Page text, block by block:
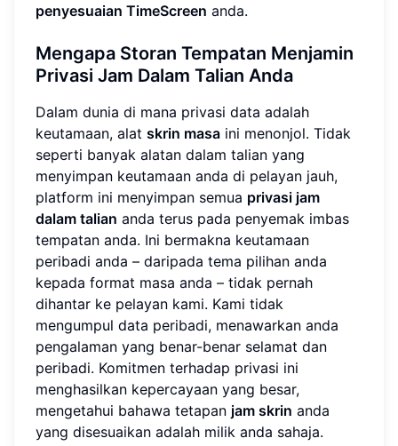
penyesuaian TimeScreen anda.
Mengapa Storan Tempatan Menjamin
Privasi Jam Dalam Talian Anda
Dalam dunia di mana privasi data adalah
keutamaan, alat skrin masa ini menonjol. Tidak
seperti banyak alatan dalam talian yang
menyimpan keutamaan anda di pelayan jauh,
platform ini menyimpan semua privasi jam
dalam talian anda terus pada penyemak imbas
tempatan anda. Ini bermakna keutamaan
peribadi anda – daripada tema pilihan anda
kepada format masa anda – tidak pernah
dihantar ke pelayan kami. Kami tidak
mengumpul data peribadi, menawarkan anda
pengalaman yang benar-benar selamat dan
peribadi. Komitmen terhadap privasi ini
menghasilkan kepercayaan yang besar,
mengetahui bahawa tetapan jam skrin anda
yang disesuaikan adalah milik anda sahaja.